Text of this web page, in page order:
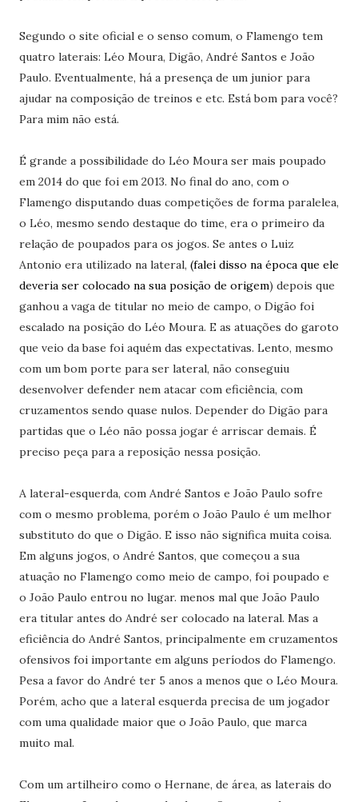
Segundo o site oficial e o senso comum, o Flamengo tem
quatro laterais: Léo Moura, Digão, André Santos e João
Paulo. Eventualmente, há a presença de um junior para
ajudar na composição de treinos e etc. Está bom para você?
Para mim não está.
É grande a possibilidade do Léo Moura ser mais poupado
em 2014 do que foi em 2013. No final do ano, com o
Flamengo disputando duas competições de forma paralelea,
o Léo, mesmo sendo destaque do time, era o primeiro da
relação de poupados para os jogos. Se antes o Luiz
Antonio era utilizado na lateral, (falei disso na época que ele
deveria ser colocado na sua posição de origem) depois que
ganhou a vaga de titular no meio de campo, o Digão foi
escalado na posição do Léo Moura. E as atuações do garoto
que veio da base foi aquém das expectativas. Lento, mesmo
com um bom porte para ser lateral, não conseguiu
desenvolver defender nem atacar com eficiência, com
cruzamentos sendo quase nulos. Depender do Digão para
partidas que o Léo não possa jogar é arriscar demais. É
preciso peça para a reposição nessa posição.
A lateral-esquerda, com André Santos e João Paulo sofre
com o mesmo problema, porém o João Paulo é um melhor
substituto do que o Digão. E isso não significa muita coisa.
Em alguns jogos, o André Santos, que começou a sua
atuação no Flamengo como meio de campo, foi poupado e
o João Paulo entrou no lugar. menos mal que João Paulo
era titular antes do André ser colocado na lateral. Mas a
eficiência do André Santos, principalmente em cruzamentos
ofensivos foi importante em alguns períodos do Flamengo.
Pesa a favor do André ter 5 anos a menos que o Léo Moura.
Porém, acho que a lateral esquerda precisa de um jogador
com uma qualidade maior que o João Paulo, que marca
muito mal.
Com um artilheiro como o Hernane, de área, as laterais do